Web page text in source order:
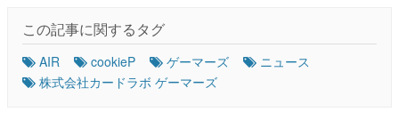
この記事に関するタグ
AIR cookieP ゲーマーズ
ニュース
株式会社カードラボ ゲーマーズ